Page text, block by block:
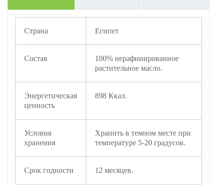
Страна Египет
Состав
100% нерафинированное
растительное масло.
Энергетическая
ценность
898 Ккал.
Условия
хранения
Хранить в темном месте при
температуре 5-20 градусов.
Срок годности 12 месяцев.